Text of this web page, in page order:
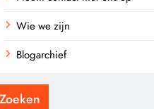
Wie we zijn
Blogarchief
Zoeken